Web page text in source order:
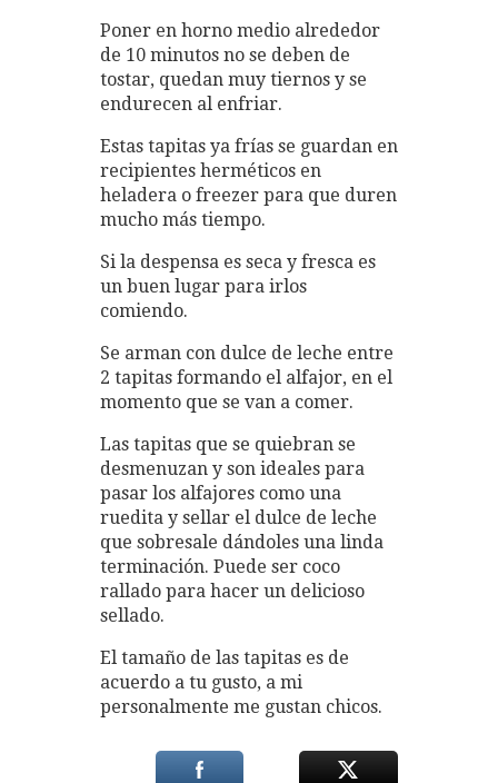
Poner en horno medio alrededor
de 10 minutos no se deben de
tostar, quedan muy tiernos y se
endurecen al enfriar.
Estas tapitas ya frías se guardan en
recipientes herméticos en
heladera o freezer para que duren
mucho más tiempo.
Si la despensa es seca y fresca es
un buen lugar para irlos
comiendo.
Se arman con dulce de leche entre
2 tapitas formando el alfajor, en el
momento que se van a comer.
Las tapitas que se quiebran se
desmenuzan y son ideales para
pasar los alfajores como una
ruedita y sellar el dulce de leche
que sobresale dándoles una linda
terminación. Puede ser coco
rallado para hacer un delicioso
sellado.
El tamaño de las tapitas es de
acuerdo a tu gusto, a mi
personalmente me gustan chicos.